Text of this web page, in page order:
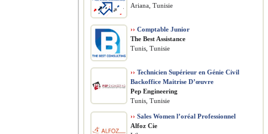
Ariana, Tunisie
›› Comptable Junior
The Best Assistance
Tunis, Tunisie
›› Technicien Supérieur en Génie Civil
Backoffice Maitrise D’œuvre
Pep Engineering
Tunis, Tunisie
›› Sales Women l’oréal Professionnel
Alfoz Cie